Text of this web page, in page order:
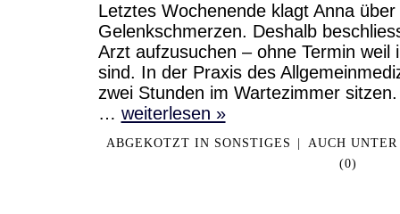
Letztes Wochenende klagt Anna
Gelenkschmerzen. Deshalb
Arzt aufzusuchen – ohne Termin weil
sind. In der Praxis des
zwei Stunden im Wartezimmer
… weiterlesen »
ABGEKOTZT IN SONSTIGES |
AUCH
(0)